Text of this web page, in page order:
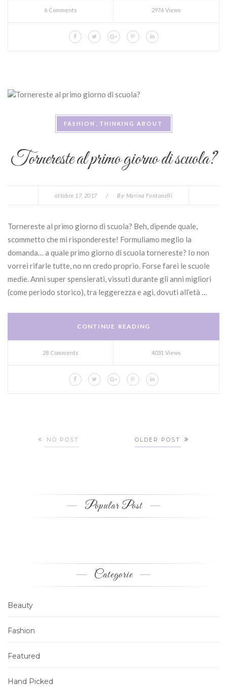
6 Comments 2974 Views
FASHION THINKING ABOUT
Tornereste al primo giorno di scuola?
ottobre 17, 2017 / By: Marina Fontanelli
Tornereste al primo giorno di scuola? Beh, dipende quale,
scommetto che mi rispondereste! Formuliamo meglio la
domanda… a quale primo giorno di scuola tornereste? Io non
vorrei rifarle tutte, no nn credo proprio. Forse farei le scuole
medie. Anni super spensierati, vissuti durante gli anni migliori
(come periodo storico), tra leggerezza e agi, dovuti all’età …
CONTINUE READING
28 Comments 4031 Views
NO POST OLDER POST
Popular Post
Categorie
Beauty
Fashion
Featured
Hand Picked